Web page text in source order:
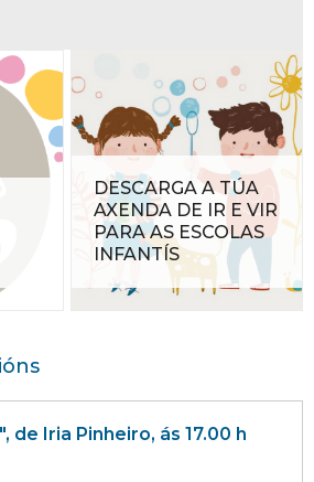
DESCARGA A TÚA
AXENDA DE IR E VIR
PARA AS ESCOLAS
INFANTÍS
de Iria Pinheiro, ás 17.00 h